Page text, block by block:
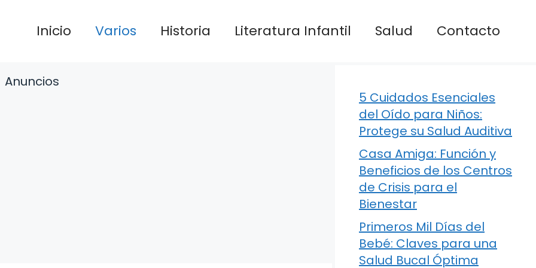
Inicio Varios Historia Literatura Infantil Salud Contacto
Anuncios
5 Cuidados Esenciales
del Oído para Niños:
Protege su Salud Auditiva
Casa Amiga: Función y
Beneficios de los Centros
de Crisis para el
Bienestar
Primeros Mil Días del
Bebé: Claves para una
Salud Bucal Óptima